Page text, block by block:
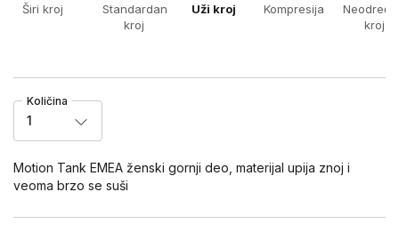
Širi kroj
Standardan
kroj
Uži kroj Kompresija
kroj
Količina
1
Motion Tank EMEA ženski gornji deo, materijal upija znoj i
veoma brzo se suši